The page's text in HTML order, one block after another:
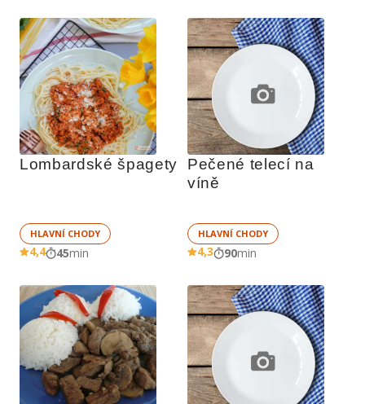
Lombardské špagety
HLAVNÍ CHODY
4,4 45min
Pečené telecí na
víně
HLAVNÍ CHODY
4,3 90min